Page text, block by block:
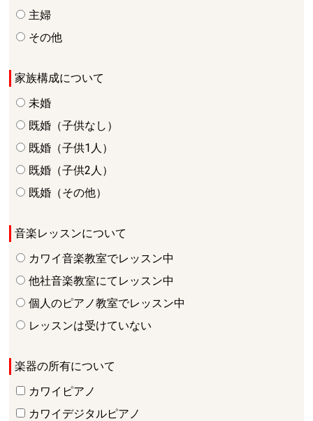
主婦
その他
家族構成について
未婚
既婚（子供なし）
既婚（子供1人）
既婚（子供2人）
既婚（その他）
音楽レッスンについて
カワイ音楽教室でレッスン中
他社音楽教室にてレッスン中
個人のピアノ教室でレッスン中
レッスンは受けていない
楽器の所有について
カワイピアノ
カワイデジタルピアノ